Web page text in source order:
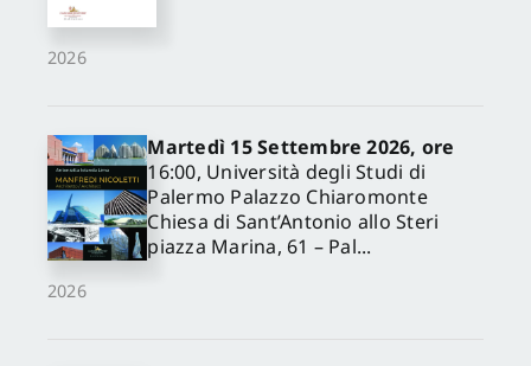
2026
2026
Martedì 15 Settembre 2026, ore
16:00, Università degli Studi di
Palermo Palazzo Chiaromonte
Chiesa di Sant’Antonio allo Steri
piazza Marina, 61 – Pal...